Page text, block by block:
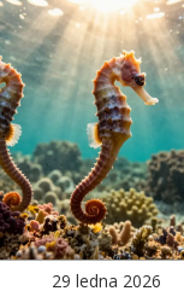
29 ledna 2026